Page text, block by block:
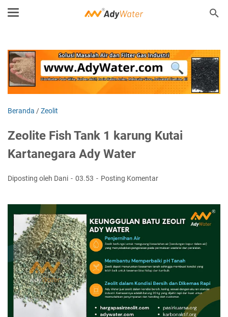
Beranda /Zeolit
Zeolite Fish Tank 1 karung Kutai
Kartanegara Ady Water
Diposting oleh Dani 03.53 Posting Komentar